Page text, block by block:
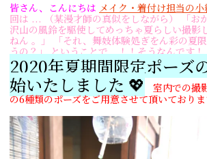
皆さん、こんにちは メイク・着付け担当の小
回は ... （某漫才師の真似をしながら）
「お
沢山の風鈴を駆使してめっちゃ夏らしい撮影
ねん 。」
「それ、舞妓体験処ぎをん彩の夏
うの？」 ということで...！！そうなんです
2020年夏期間限定ポーズ
始いたしました 💖
室内での撮
の6種類のポーズをご用意させて頂いており